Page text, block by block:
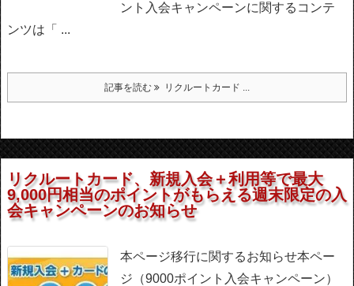
ント入会キャンペーンに関するコンテ
ンツは「 ...
記事を読む リクルートカード ...
リクルートカード、新規入会＋利用等で最大
9,000円相当のポイントがもらえる週末限定の入
会キャンペーンのお知らせ
本ページ移行に関するお知らせ本ペー
ジ（9000ポイント入会キャンペーン）